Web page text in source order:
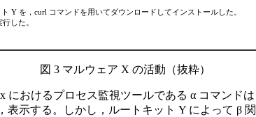
Y を，curl コマンドを用いてダウンロードしてインストールした。
した。
図 3 マルウェア X の活動（抜粋）
におけるプロセス監視ツールである α コマンド
示する。しかし，ルートキット Y によって β